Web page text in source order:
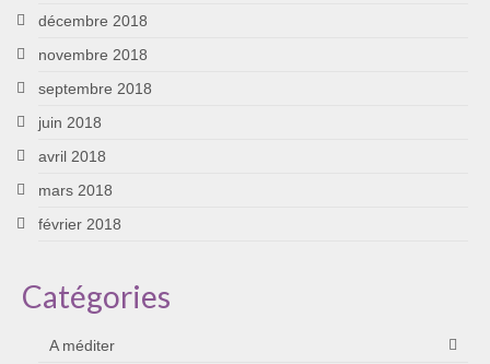
décembre 2018
novembre 2018
septembre 2018
juin 2018
avril 2018
mars 2018
février 2018
Catégories
A méditer